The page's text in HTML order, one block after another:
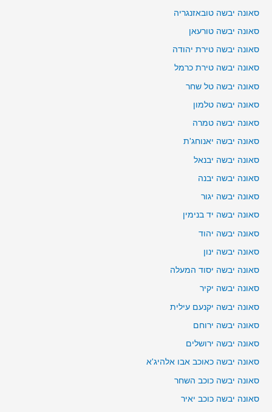
סאונה יבשה טובאזנגריה
סאונה יבשה טורעאן
סאונה יבשה טירת יהודה
סאונה יבשה טירת כרמל
סאונה יבשה טל שחר
סאונה יבשה טלמון
סאונה יבשה טמרה
סאונה יבשה יאנוחג'ת
סאונה יבשה יבנאל
סאונה יבשה יבנה
סאונה יבשה יגור
סאונה יבשה יד בנימין
סאונה יבשה יהוד
סאונה יבשה ינון
סאונה יבשה יסוד המעלה
סאונה יבשה יקיר
סאונה יבשה יקנעם עילית
סאונה יבשה ירוחם
סאונה יבשה ירושלים
סאונה יבשה כאוכב אבו אלהיג'א
סאונה יבשה כוכב השחר
סאונה יבשה כוכב יאיר